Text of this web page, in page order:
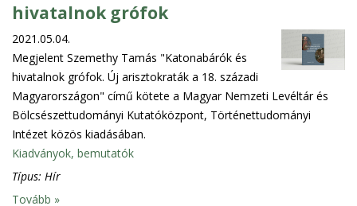
hivatalnok grófok
2021.05.04.
Megjelent Szemethy Tamás "Katonabárók és
hivatalnok grófok. Új arisztokraták a 18. századi
Magyarországon" című kötete a Magyar Nemzeti Levéltár és
Bölcsészettudományi Kutatóközpont, Történettudományi
Intézet közös kiadásában.
Kiadványok, bemutatók
Típus: Hír
Tovább »